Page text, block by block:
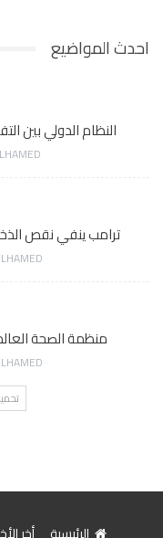
احدث المواضيع
النظام الدولي بين
ترامب ينفي نقص
منظمة الصحة